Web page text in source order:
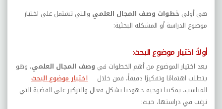
هي أولى خطوات وصف المجال العلمي والتي تشتمل على اختيار
موضوع الدراسة أو المشكلة البحثية:
أولاً: اختيار موضوع البحث:
يعد اختيار الموضوع من أهم الخطوات في وصف المجال العلمي، وهو
يتطلب اهتمامًا وتفكيرًا دقيقاً، فمن خلال
اختيار موضوع البحث
المناسب، يمكننا توجيه جهودنا بشكل فعال والتركيز على القضية التي
نرغب في دراستها، حيث: